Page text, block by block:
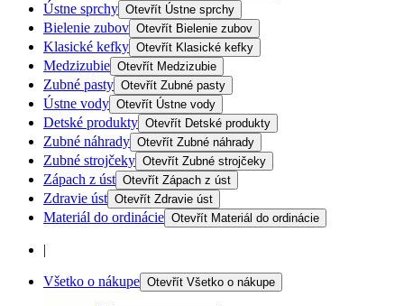
Ústne sprchy Otevřít Ústne sprchy
Bielenie zubov Otevřít Bielenie zubov
Klasické kefky Otevřít Klasické kefky
Medzizubie Otevřít Medzizubie
Zubné pasty Otevřít Zubné pasty
Ústne vody Otevřít Ústne vody
Detské produkty Otevřít Detské produkty
Zubné náhrady Otevřít Zubné náhrady
Zubné strojčeky Otevřít Zubné strojčeky
Zápach z úst Otevřít Zápach z úst
Zdravie úst Otevřít Zdravie úst
Materiál do ordinácie Otevřít Materiál do ordinácie
|
Všetko o nákupe Otevřít Všetko o nákupe